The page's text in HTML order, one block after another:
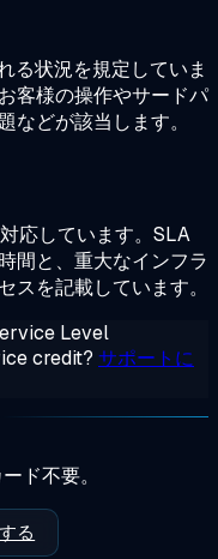
る状況を規定していま
客様の操作やサードパ
などが該当します。
応しています。SLA
間と、重大なインフラ
スを記載しています。
Level
credit? サポートに
ド不要。
る